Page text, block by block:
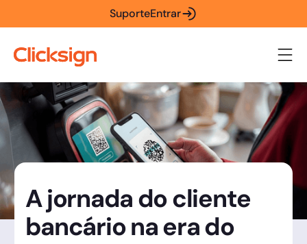
SuporteEntrar
A jornada do cliente
bancário na era do